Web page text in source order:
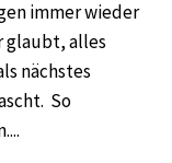
immer wieder
glaubt, alles
nächstes
So